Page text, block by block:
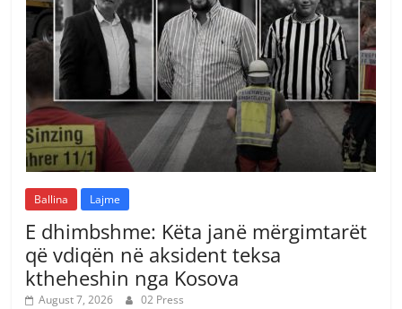
Ballina Lajme
E dhimbshme: Këta janë mërgimtarët
që vdiqën në aksident teksa
ktheheshin nga Kosova
August 7, 2026 02 Press